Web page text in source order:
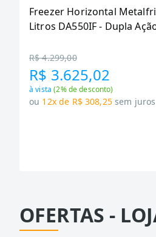
Freezer Horizontal
Litros DA550IF - Dupla
R$ 4.299,00
R$ 3.625,02
à vista(2% de desconto)
ou 12x de R$ 308,25 sem juros
OFERTAS -